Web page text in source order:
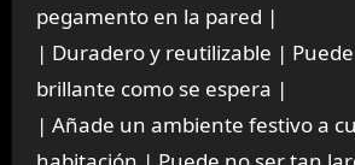
pegamento en la pared |
| Duradero y reutilizable |
brillante como se espera |
| Añade un ambiente festivo a